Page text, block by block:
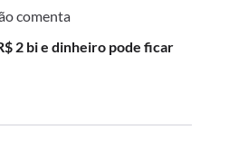
comenta
2 bi e dinheiro pode ficar